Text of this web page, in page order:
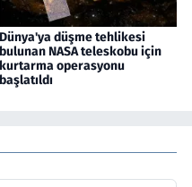
Dünya'ya düşme tehlikesi
bulunan NASA teleskobu için
kurtarma operasyonu
başlatıldı